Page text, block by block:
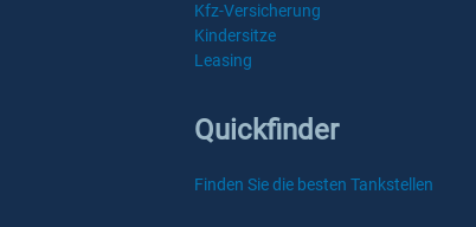
Kfz-Versicherung
Kindersitze
Leasing
Quickfinder
Finden Sie die besten Tankstellen